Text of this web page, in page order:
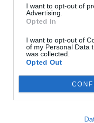
I want to opt-out of
Advertising.
Opted In
I want to opt-out of
of my Personal Data
was collected.
Opted Out
ndjenjë dobësie,
e lini barkun
mund të jetë
e dini se ka të